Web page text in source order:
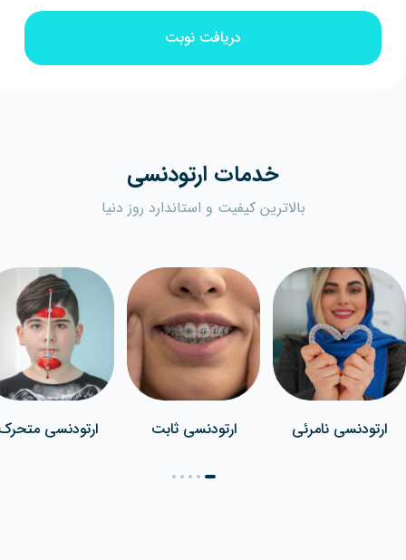
خدمات ارتودنسی
بالاترین کیفیت و استاندارد روز دنیا
ارتودنسی نامرئی ارتودنسی ثابت ارتودنسی